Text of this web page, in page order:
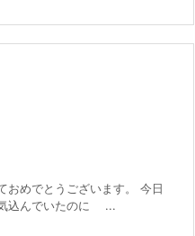
おめでとうございます。 今日
込んでいたのに ...